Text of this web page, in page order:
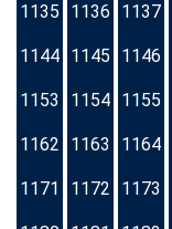
1135 1136 1137
1144 1145 1146
1153 1154 1155
1162 1163 1164
1171 1172 1173